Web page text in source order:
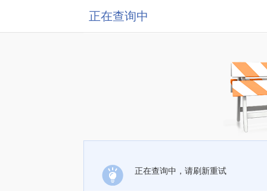
正在查询中
正在查询中，请刷新重试